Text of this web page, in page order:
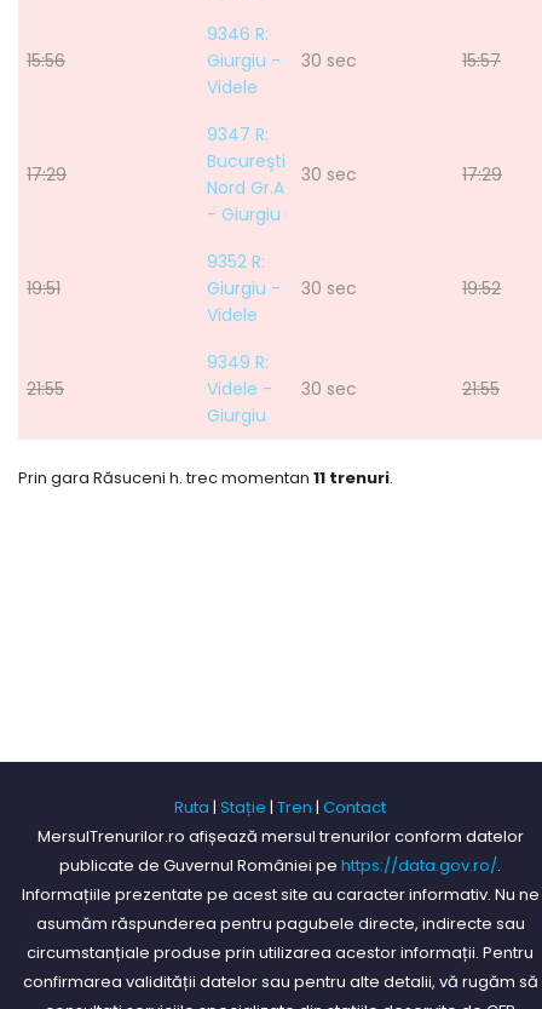
15:56
9346 R:
Giurgiu -
Videle
30 sec 15:57
17:29
9347 R:
Bucureşti
Nord Gr.A
- Giurgiu
30 sec 17:29
19:51
9352 R:
Giurgiu -
Videle
30 sec 19:52
21:55
9349 R:
Videle -
Giurgiu
30 sec 21:55
Prin gara Răsuceni h. trec momentan 11 trenuri.
Ruta | Stație | Tren | Contact
MersulTrenurilor.ro afișează mersul trenurilor conform datelor
publicate de Guvernul României pe https://data.gov.ro/.
Informațiile prezentate pe acest site au caracter informativ. Nu ne
asumăm răspunderea pentru pagubele directe, indirecte sau
circumstanțiale produse prin utilizarea acestor informații. Pentru
confirmarea validității datelor sau pentru alte detalii, vă rugăm să